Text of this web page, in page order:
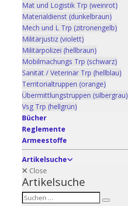
Mat und Logistik Trp (weinrot)
Materialdienst (dunkelbraun)
Mech und L Trp (zitronengelb)
Militärjustiz (violett)
Militärpolizei (hellbraun)
Mobilmachungs Trp (schwarz)
Sanität / Veterinär Trp (hellblau)
Territorialtruppen (orange)
Übermittlungstruppen (silbergrau)
Vsg Trp (hellgrün)
Bücher
Reglemente
Armeestoffe
Artikelsuche
Close
Artikelsuche
Suchen
Suche